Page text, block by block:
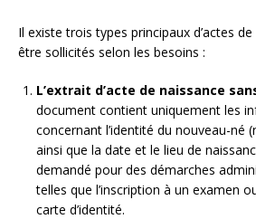
Il existe trois types principaux d’actes
être sollicités selon les besoins :
L’extrait d’acte de naissance
document contient uniquement les
concernant l’identité du nouveau-né
ainsi que la date et le lieu de
demandé pour des démarches
telles que l’inscription à un examen
carte d’identité.